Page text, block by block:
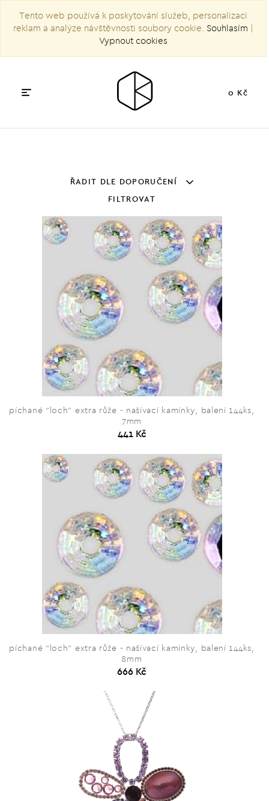
Tento web používá k poskytování služeb, personalizaci
reklam a analýze návštěvnosti soubory cookie. Souhlasím |
Vypnout cookies
0 Kč
ŘADIT DLE DOPORUČENÍ
FILTROVAT
píchané “loch” extra růže - našívací kamínky, balení 144ks,
7mm
441 Kč
píchané “loch” extra růže - našívací kamínky, balení 144ks,
8mm
666 Kč